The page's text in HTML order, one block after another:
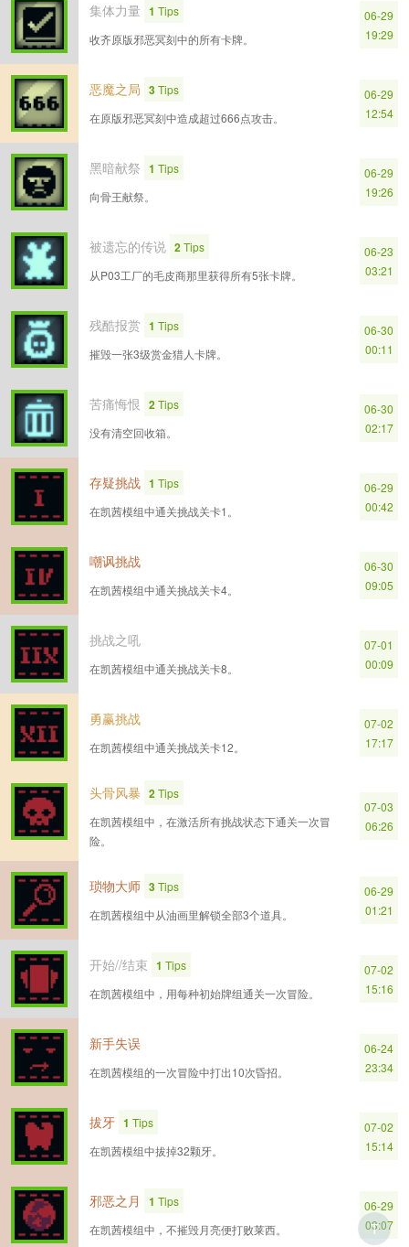
集体力量 1 Tips
收齐原版邪恶冥刻中的所有卡牌。
06-29
19:29
恶魔之局 3Tips
在原版邪恶冥刻中造成超过666点攻击。
06-29
12:54
黑暗献祭 1 Tips
向骨王献祭。
06-29
19:26
被遗忘的传说 2Tips
从P03工厂的毛皮商那里获得所有5张卡牌。
06-23
03:21
残酷报赏 1 Tips
摧毁一张3级赏金猎人卡牌。
06-30
00:11
苦痛悔恨 2Tips
没有清空回收箱。
06-30
02:17
存疑挑战 1 Tips
在凯茜模组中通关挑战关卡1。
06-29
00:42
嘲讽挑战
在凯茜模组中通关挑战关卡4。
06-30
09:05
挑战之吼
在凯茜模组中通关挑战关卡8。
07-01
00:09
勇赢挑战
在凯茜模组中通关挑战关卡12。
07-02
17:17
头骨风暴 2Tips
在凯茜模组中，在激活所有挑战状态下通关一次冒
险。
07-03
06:26
琐物大师 3Tips
在凯茜模组中从油画里解锁全部3个道具。
06-29
01:21
开始//结束 1 Tips
在凯茜模组中，用每种初始牌组通关一次冒险。
07-02
15:16
新手失误
在凯茜模组的一次冒险中打出10次昏招。
06-24
23:34
拔牙 1 Tips
在凯茜模组中拔掉32颗牙。
07-02
15:14
邪恶之月 1 Tips
在凯茜模组中，不摧毁月亮便打败莱西。
06-29
03:07
T